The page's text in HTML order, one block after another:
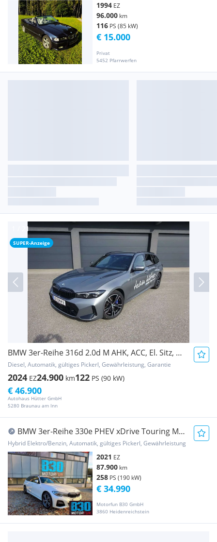
1994 EZ
96.000 km
116 PS (85 kW)
Privat
5452 Pfarrwerfen
€ 15.000
SUPER-Anzeige
BMW 3er-Reihe 316d 2.0d M AHK, ACC, El. Sitz, Keyless, RFK
Diesel, Automatik, gültiges Pickerl, Gewährleistung, Garantie
2024 EZ24.900 km122 PS (90 kW)
Autohaus Hütter GmbH
5280 Braunau am Inn
€ 46.900
BMW 3er-Reihe 330e PHEV xDrive Touring M
Aut. Systemleistung ...
Hybrid Elektro/Benzin, Automatik, gültiges Pickerl, Gewährleistung
2021 EZ
87.900 km
258 PS (190 kW)
Motorfun B30 GmbH
3860 Heidenreichstein
€ 34.990